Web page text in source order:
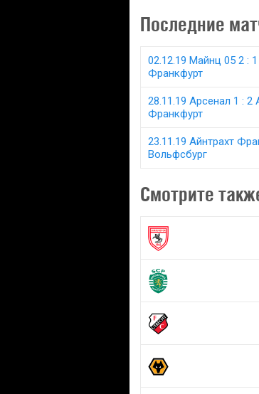
Последние
02.12.19 Майнц 05 2 :
Франкфурт
28.11.19 Арсенал 1 : 2
Франкфурт
23.11.19 Айнтрахт
Вольфсбург
Смотрите